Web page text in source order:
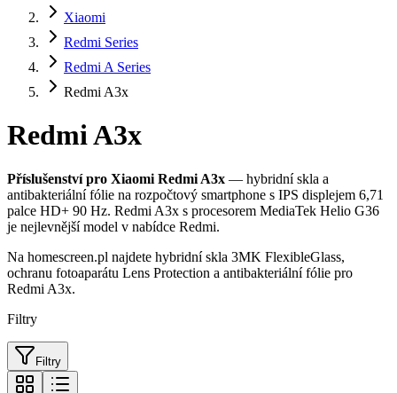
Xiaomi
Redmi Series
Redmi A Series
Redmi A3x
Redmi A3x
Příslušenství pro Xiaomi Redmi A3x — hybridní skla a
antibakteriální fólie na rozpočtový smartphone s IPS displejem 6,71
palce HD+ 90 Hz. Redmi A3x s procesorem MediaTek Helio G36
je nejlevnější model v nabídce Redmi.
Na homescreen.pl najdete hybridní skla 3MK FlexibleGlass,
ochranu fotoaparátu Lens Protection a antibakteriální fólie pro
Redmi A3x.
Filtry
Filtry